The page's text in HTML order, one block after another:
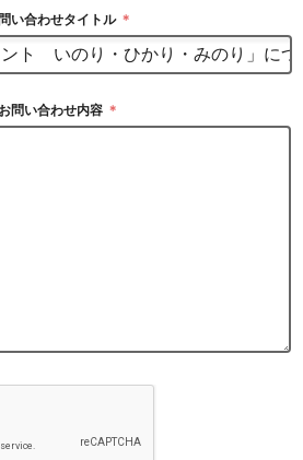
い合わせタイトル ＊
お問い合わせ内容 ＊